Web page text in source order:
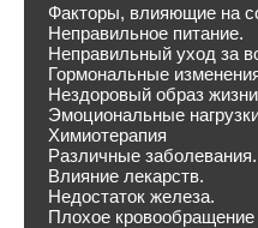
Факторы, влияющие на
Неправильное питание.
Неправильный уход за
Гормональные
Нездоровый образ
Эмоциональные
Химиотерапия
Различные заболевания.
Влияние лекарств.
Недостаток железа.
Плохое кровообращение